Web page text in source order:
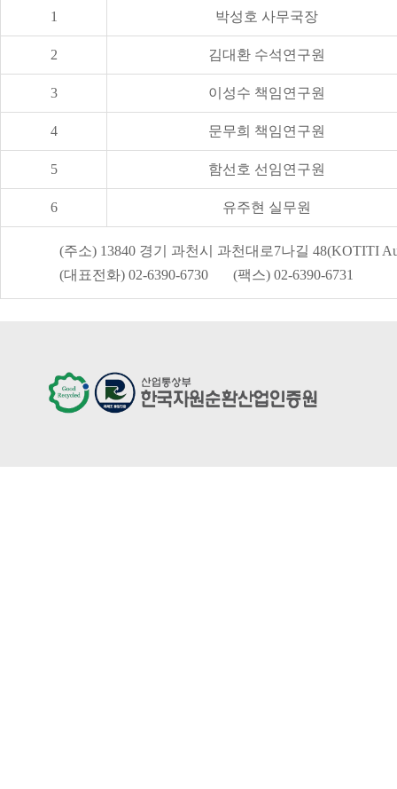
1 박성호 사무국장
2 김대환 수석연구원
3 이성수 책임연구원
4 문무희 책임연구원
5 함선호 선임연구원
6 유주현 실무원
(주소) 13840 경기 과천시 과천대로7나길 48(KOTITI
(대표전화) 02-6390-6730 (팩스) 02-6390-6731